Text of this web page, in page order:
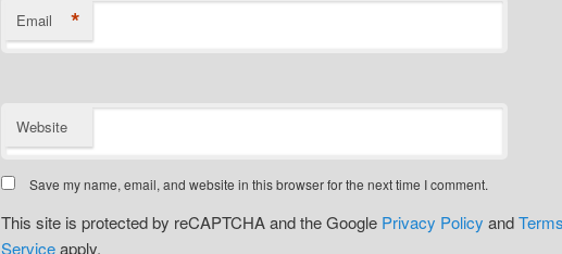
Email *
Website
Save my name, email, and website in this browser for the next time I comment.
This site is protected by reCAPTCHA and the Google Privacy Policy and
Serviceapply.